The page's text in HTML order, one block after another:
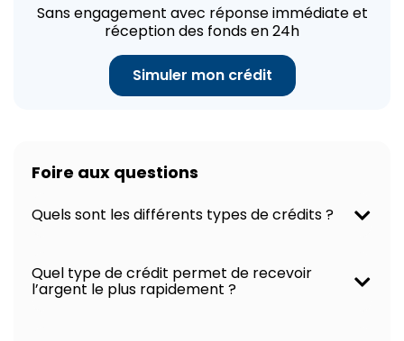
Sans engagement avec réponse immédiate et
réception des fonds en 24h
Simuler mon crédit
Foire aux questions
Quels sont les différents types de crédits ?
Quel type de crédit permet de recevoir
l’argent le plus rapidement ?